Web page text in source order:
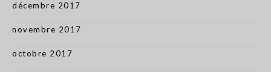
décembre 2017
novembre 2017
octobre 2017